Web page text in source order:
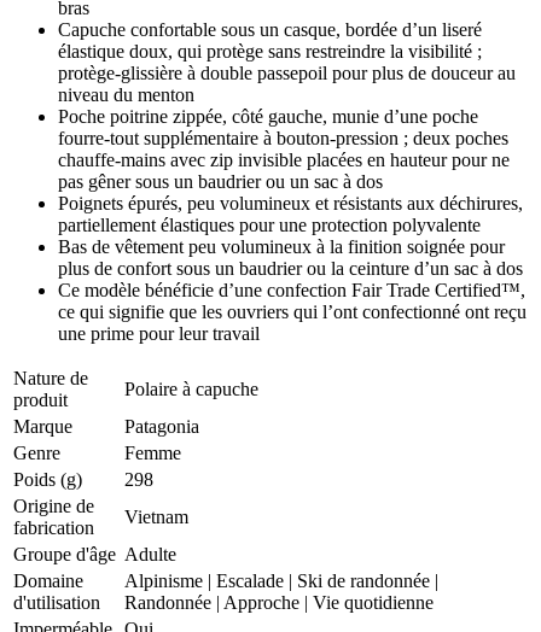
bras
Capuche confortable sous un casque, bordée d’un liseré
élastique doux, qui protège sans restreindre la visibilité ;
protège-glissière à double passepoil pour plus de douceur au
niveau du menton
Poche poitrine zippée, côté gauche, munie d’une poche
fourre-tout supplémentaire à bouton-pression ; deux poches
chauffe-mains avec zip invisible placées en hauteur pour ne
pas gêner sous un baudrier ou un sac à dos
Poignets épurés, peu volumineux et résistants aux déchirures,
partiellement élastiques pour une protection polyvalente
Bas de vêtement peu volumineux à la finition soignée pour
plus de confort sous un baudrier ou la ceinture d’un sac à dos
Ce modèle bénéficie d’une confection Fair Trade Certified™,
ce qui signifie que les ouvriers qui l’ont confectionné ont reçu
une prime pour leur travail
Nature de
produit
Polaire à capuche
Marque
Patagonia
Genre
Femme
Poids (g)
298
Origine de
fabrication
Vietnam
Groupe d'âge Adulte
Domaine
d'utilisation
Alpinisme | Escalade | Ski de randonnée |
Randonnée | Approche | Vie quotidienne